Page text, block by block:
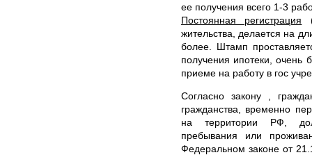
ее получения всего 1-3
Постоянная регистрация
жительства, делается на
более. Штамп
получения ипотеки, очень
приеме на работу в гос
Согласно закону ,
гражданства, временно
на территории РФ,
пребывания или
Федеральном законе от